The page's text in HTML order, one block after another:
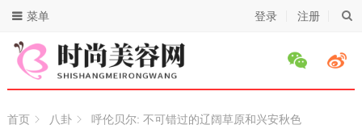
登录 注册
菜单
首页 八卦 呼伦贝尔: 不可错过的辽阔草原和兴安秋色